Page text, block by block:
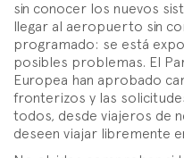
sin conocer los nuevos
llegar al aeropuerto sin
programado: se está
posibles problemas. El
Europea han aprobado
fronterizos y las
todos, desde viajeros de
deseen viajar libremente